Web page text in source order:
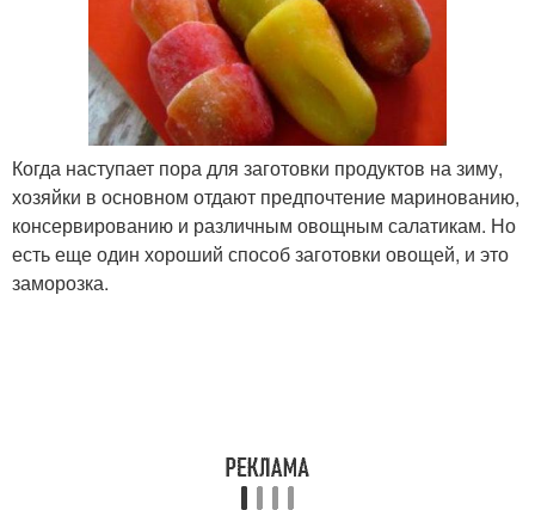
Когда наступает пора для заготовки продуктов на зиму,
хозяйки в основном отдают предпочтение маринованию,
консервированию и различным овощным салатикам. Но
есть еще один хороший способ заготовки овощей, и это
заморозка.